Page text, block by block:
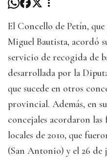
El Concello de Petín,
Miguel Bautista, acordó
servicio de recogida de
desarrollada por la
que sucede en otros
provincial. Además, en
concejales acordaron las
locales de 2010, que
(San Antonio) y el 26 de